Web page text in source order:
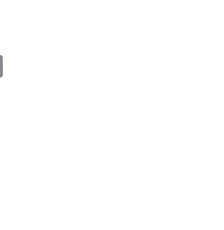
Email